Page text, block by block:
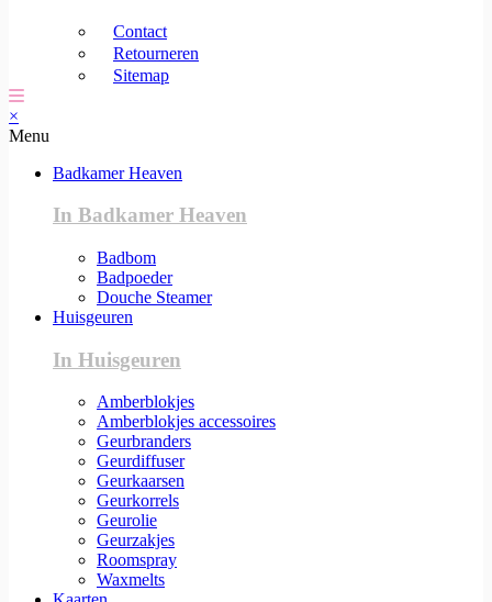
Contact
Retourneren
Sitemap
×
Menu
Badkamer Heaven
In Badkamer Heaven
Badbom
Badpoeder
Douche Steamer
Huisgeuren
In Huisgeuren
Amberblokjes
Amberblokjes accessoires
Geurbranders
Geurdiffuser
Geurkaarsen
Geurkorrels
Geurolie
Geurzakjes
Roomspray
Waxmelts